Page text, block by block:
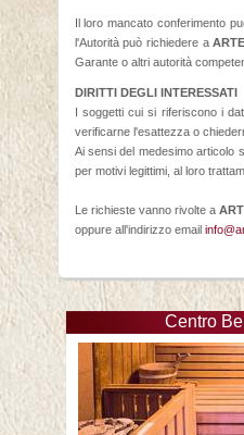
Il loro mancato conferimento
l'Autorità può richiedere a
Garante o altri autorità
DIRITTI DEGLI INTERESSATI
I soggetti cui si riferiscono i
verificarne l'esattezza o
Ai sensi del medesimo articolo
per motivi legittimi, al loro
Le richieste vanno rivolte a
oppure all'indirizzo email
Centro